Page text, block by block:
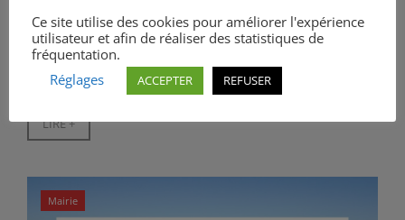
29 juillet 2026
La Mairie de Garlin, l'EHPAD et le CCAS de Garlin
font un appel aux dons...
LIRE +
Mairie
Ce site utilise des cookies pour améliorer l'expérience
utilisateur et afin de réaliser des statistiques de
fréquentation.
Réglages
ACCEPTER REFUSER